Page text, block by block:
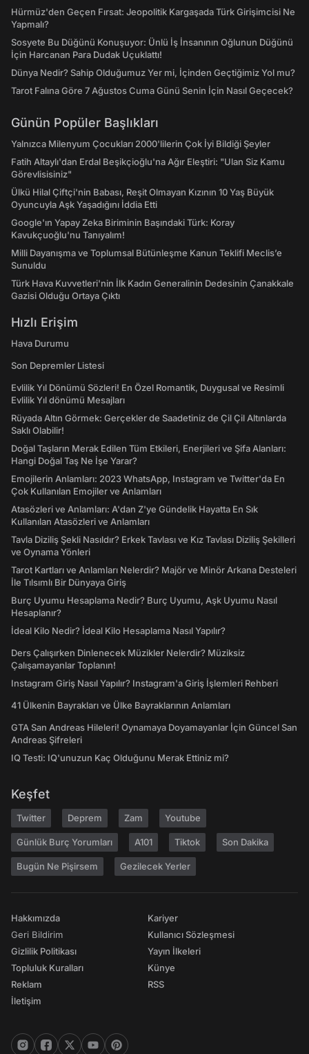
Hürmüz'den Geçen Fırsat: Jeopolitik Kargaşada Türk Girişimcisi Ne
Yapmalı?
Sosyete Bu Düğünü Konuşuyor: Ünlü İş İnsanının Oğlunun Düğünü
İçin Harcanan Para Dudak Uçuklattı!
Dünya Nedir? Sahip Olduğumuz Yer mi, İçinden Geçtiğimiz Yol mu?
Tarot Falına Göre 7 Ağustos Cuma Günü Senin İçin Nasıl Geçecek?
Günün Popüler Başlıkları
Yalnızca Milenyum Çocukları 2000'lilerin Çok İyi Bildiği Şeyler
Fatih Altaylı'dan Erdal Beşikçioğlu'na Ağır Eleştiri: "Ulan Siz Kamu
Görevlisisiniz"
Ülkü Hilal Çiftçi'nin Babası, Reşit Olmayan Kızının 10 Yaş Büyük
Oyuncuyla Aşk Yaşadığını İddia Etti
Google'ın Yapay Zeka Biriminin Başındaki Türk: Koray
Kavukçuoğlu'nu Tanıyalım!
Milli Dayanışma ve Toplumsal Bütünleşme Kanun Teklifi Meclis’e
Sunuldu
Türk Hava Kuvvetleri'nin İlk Kadın Generalinin Dedesinin Çanakkale
Gazisi Olduğu Ortaya Çıktı
Hızlı Erişim
Hava Durumu
Son Depremler Listesi
Evlilik Yıl Dönümü Sözleri! En Özel Romantik, Duygusal ve Resimli
Evlilik Yıl dönümü Mesajları
Rüyada Altın Görmek: Gerçekler de Saadetiniz de Çil Çil Altınlarda
Saklı Olabilir!
Doğal Taşların Merak Edilen Tüm Etkileri, Enerjileri ve Şifa Alanları:
Hangi Doğal Taş Ne İşe Yarar?
Emojilerin Anlamları: 2023 WhatsApp, Instagram ve Twitter'da En
Çok Kullanılan Emojiler ve Anlamları
Atasözleri ve Anlamları: A'dan Z'ye Gündelik Hayatta En Sık
Kullanılan Atasözleri ve Anlamları
Tavla Diziliş Şekli Nasıldır? Erkek Tavlası ve Kız Tavlası Diziliş Şekilleri
ve Oynama Yönleri
Tarot Kartları ve Anlamları Nelerdir? Majör ve Minör Arkana Desteleri
İle Tılsımlı Bir Dünyaya Giriş
Burç Uyumu Hesaplama Nedir? Burç Uyumu, Aşk Uyumu Nasıl
Hesaplanır?
İdeal Kilo Nedir? İdeal Kilo Hesaplama Nasıl Yapılır?
Ders Çalışırken Dinlenecek Müzikler Nelerdir? Müziksiz
Çalışamayanlar Toplanın!
Instagram Giriş Nasıl Yapılır? Instagram'a Giriş İşlemleri Rehberi
41 Ülkenin Bayrakları ve Ülke Bayraklarının Anlamları
GTA San Andreas Hileleri! Oynamaya Doyamayanlar İçin Güncel San
Andreas Şifreleri
IQ Testi: IQ'unuzun Kaç Olduğunu Merak Ettiniz mi?
Keşfet
Twitter Deprem Zam Youtube
Günlük Burç Yorumları A101 Tiktok Son Dakika
Bugün Ne Pişirsem Gezilecek Yerler
Hakkımızda
Geri Bildirim
Gizlilik Politikası
Topluluk Kuralları
Reklam
İletişim
Kariyer
Kullanıcı Sözleşmesi
Yayın İlkeleri
Künye
RSS